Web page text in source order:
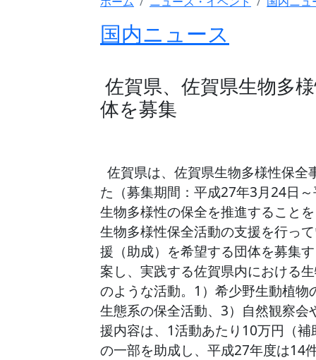
国内ニュース
佐賀県、佐賀県生物多
体を募集
佐賀県は、佐賀県生物多様性保
た（募集期間：平成27年3月24日
生物多様性の保全を推進すること
生物多様性保全活動の支援を行っ
援（助成）を希望する団体を募集
案し、実践する佐賀県内における
のような活動。1）希少野生動植
生態系の保全活動、3）自然観察
援内容は、1活動あたり10万円（
の一部を助成し、平成27年度は14